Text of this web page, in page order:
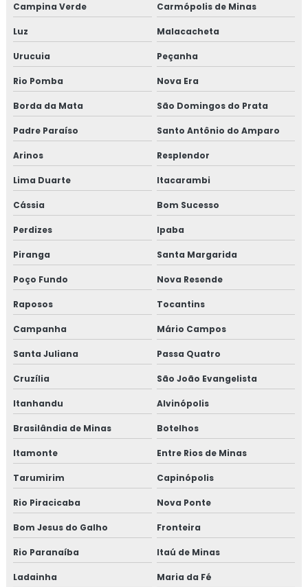
Treinamento em HACCP APPCC
Treinamento em HACCP APPCC com foco no BRCGS
Treinamento em HACCP codex alimentarius
Treinamento em homologação de fornecedor
Treinamento em ifs food
Treinamento em implantação de programa 5s
Treinamento em implementação gfsi
Treinamento em indicadores de desempenho
Treinamento em iso 14001
Treinamento em iso 17025
Treinamento em iso 9001
Treinamento em legislação de alimentos
Treinamento em manipulação de alimentos
Treinamento em mapeamento de processos e gestão de
riscos
Treinamento em microbiologia de alimento
em salmonella
Treinamento em migração da norma GMP+ 2020
Treinamento em migração para versão 6.0 da norma
Campina Verde Carmópolis de Minas
Luz Malacacheta
Urucuia Peçanha
Rio Pomba Nova Era
Borda da Mata São Domingos do Prata
Padre Paraíso Santo Antônio do Amparo
Arinos Resplendor
Lima Duarte Itacarambi
Cássia Bom Sucesso
Perdizes Ipaba
Piranga Santa Margarida
Poço Fundo Nova Resende
Raposos Tocantins
Campanha Mário Campos
Santa Juliana Passa Quatro
Cruzília São João Evangelista
Itanhandu Alvinópolis
Brasilândia de Minas Botelhos
Itamonte Entre Rios de Minas
Tarumirim Capinópolis
Rio Piracicaba Nova Ponte
Bom Jesus do Galho Fronteira
Rio Paranaíba Itaú de Minas
Ladainha Maria da Fé